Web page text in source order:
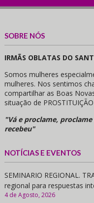
SOBRE NÓS
IRMÃS OBLATAS DO
Somos mulheres
mulheres. Nos sentimos
compartilhar as Boas
situação de
"Vá e proclame,
recebeu"
NOTÍCIAS E EVENTOS
SEMINARIO REGIONAL.
regional para respuestas
4 de Agosto, 2026